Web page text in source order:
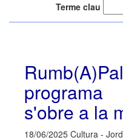
Terme clau
s'obre a la
18/06/2025 Cultura -